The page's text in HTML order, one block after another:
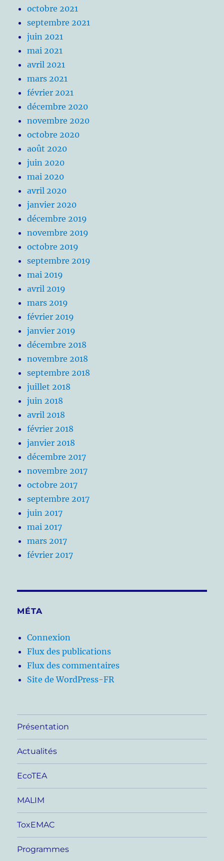
octobre 2021
septembre 2021
juin 2021
mai 2021
avril 2021
mars 2021
février 2021
décembre 2020
novembre 2020
octobre 2020
août 2020
juin 2020
mai 2020
avril 2020
janvier 2020
décembre 2019
novembre 2019
octobre 2019
septembre 2019
mai 2019
avril 2019
mars 2019
février 2019
janvier 2019
décembre 2018
novembre 2018
septembre 2018
juillet 2018
juin 2018
avril 2018
février 2018
janvier 2018
décembre 2017
novembre 2017
octobre 2017
septembre 2017
juin 2017
mai 2017
mars 2017
février 2017
MÉTA
Connexion
Flux des publications
Flux des commentaires
Site de WordPress-FR
Présentation
Actualités
EcoTEA
MALIM
ToxEMAC
Programmes